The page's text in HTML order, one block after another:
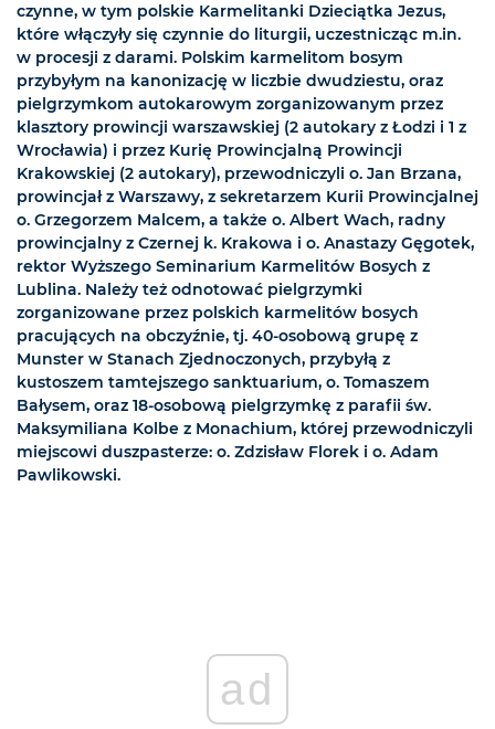
czynne, w tym polskie Karmelitanki Dzieciątka Jezus,
które włączyły się czynnie do liturgii, uczestnicząc m.in.
w procesji z darami. Polskim karmelitom bosym
przybyłym na kanonizację w liczbie dwudziestu, oraz
pielgrzymkom autokarowym zorganizowanym przez
klasztory prowincji warszawskiej (2 autokary z Łodzi i 1 z
Wrocławia) i przez Kurię Prowincjalną Prowincji
Krakowskiej (2 autokary), przewodniczyli o. Jan Brzana,
prowincjał z Warszawy, z sekretarzem Kurii Prowincjalnej
o. Grzegorzem Malcem, a także o. Albert Wach, radny
prowincjalny z Czernej k. Krakowa i o. Anastazy Gęgotek,
rektor Wyższego Seminarium Karmelitów Bosych z
Lublina. Należy też odnotować pielgrzymki
zorganizowane przez polskich karmelitów bosych
pracujących na obczyźnie, tj. 40-osobową grupę z
Munster w Stanach Zjednoczonych, przybyłą z
kustoszem tamtejszego sanktuarium, o. Tomaszem
Bałysem, oraz 18-osobową pielgrzymkę z parafii św.
Maksymiliana Kolbe z Monachium, której przewodniczyli
miejscowi duszpasterze: o. Zdzisław Florek i o. Adam
Pawlikowski.
ad